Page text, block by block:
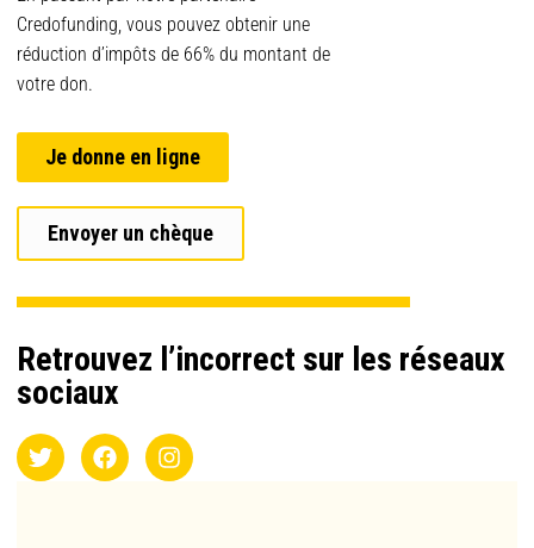
Credofunding, vous pouvez obtenir une
réduction d’impôts de 66% du montant de
votre don.
Je donne en ligne
Envoyer un chèque
Retrouvez l’incorrect sur les réseaux
sociaux